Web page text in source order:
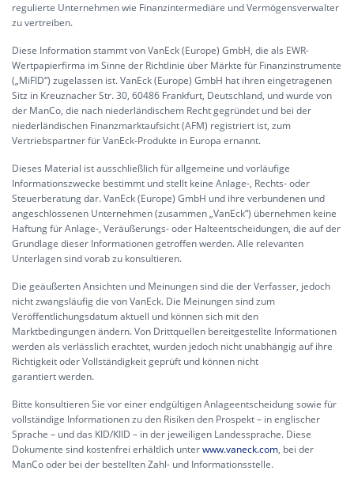
regulierte Unternehmen wie Finanzintermediäre und Vermögensverwalter
zu vertreiben.
Diese Information stammt von VanEck (Europe) GmbH, die als EWR-
Wertpapierfirma im Sinne der Richtlinie über Märkte für Finanzinstrumente
(„MiFID“) zugelassen ist. VanEck (Europe) GmbH hat ihren eingetragenen
Sitz in Kreuznacher Str. 30, 60486 Frankfurt, Deutschland, und wurde von
der ManCo, die nach niederländischem Recht gegründet und bei der
niederländischen Finanzmarktaufsicht (AFM) registriert ist, zum
Vertriebspartner für VanEck-Produkte in Europa ernannt.
Dieses Material ist ausschließlich für allgemeine und vorläufige
Informationszwecke bestimmt und stellt keine Anlage-, Rechts- oder
Steuerberatung dar. VanEck (Europe) GmbH und ihre verbundenen und
angeschlossenen Unternehmen (zusammen „VanEck“) übernehmen keine
Haftung für Anlage-, Veräußerungs- oder Halteentscheidungen, die auf der
Grundlage dieser Informationen getroffen werden. Alle relevanten
Unterlagen sind vorab zu konsultieren.
Die geäußerten Ansichten und Meinungen sind die der Verfasser, jedoch
nicht zwangsläufig die von VanEck. Die Meinungen sind zum
Veröffentlichungsdatum aktuell und können sich mit den
Marktbedingungen ändern. Von Drittquellen bereitgestellte Informationen
werden als verlässlich erachtet, wurden jedoch nicht unabhängig auf ihre
Richtigkeit oder Vollständigkeit geprüft und können nicht
garantiert werden.
Bitte konsultieren Sie vor einer endgültigen Anlageentscheidung sowie für
vollständige Informationen zu den Risiken den Prospekt – in englischer
Sprache – und das KID/KIID – in der jeweiligen Landessprache. Diese
Dokumente sind kostenfrei erhältlich unterwww.vaneck.com, bei der
ManCo oder bei der bestellten Zahl- und Informationsstelle.